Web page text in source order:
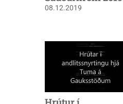
08.12.2019